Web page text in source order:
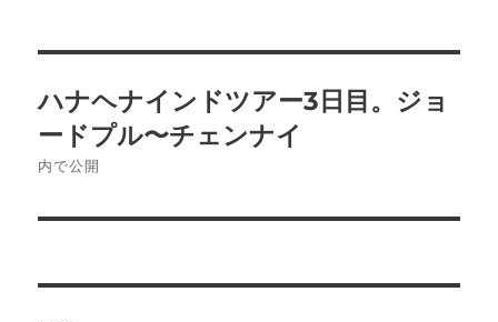
ナ
ビ
ハナヘナインドツアー3日目。ジョ
ードプル〜チェンナイ
内で公開